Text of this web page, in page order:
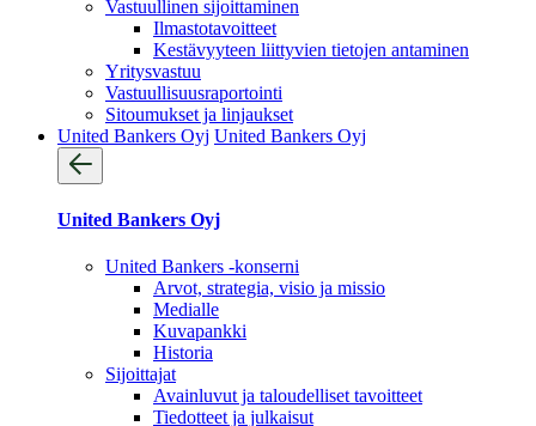
Vastuullinen sijoittaminen
Ilmastotavoitteet
Kestävyyteen liittyvien tietojen antaminen
Yritysvastuu
Vastuullisuus­raportointi
Sitoumukset ja linjaukset
United Bankers Oyj United Bankers Oyj
United Bankers Oyj
United Bankers -konserni
Arvot, strategia, visio ja missio
Medialle
Kuvapankki
Historia
Sijoittajat
Avainluvut ja taloudelliset tavoitteet
Tiedotteet ja julkaisut